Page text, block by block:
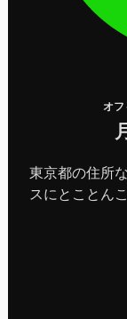
オ
東京都の住所
スにとことん